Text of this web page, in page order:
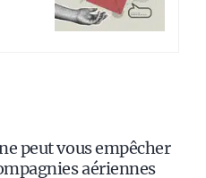
peut vous empêcher
aériennes